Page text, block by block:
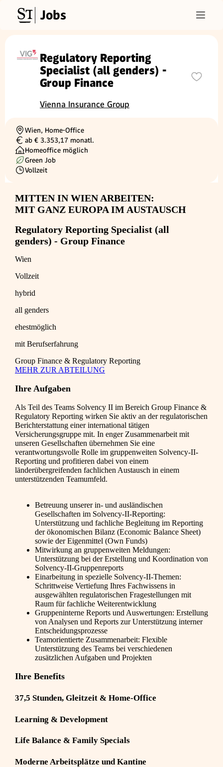
Jobs
Regulatory Reporting
Specialist (all genders) -
Group Finance
Vienna Insurance Group
Ortschaft
Wien, Home-Office
Gehalt
ab € 3.353,17 monatl.
Homeoffice möglich
Green Job
Beschäftigungsart
Vollzeit
MITTEN IN WIEN ARBEITEN:
MIT GANZ EUROPA IM AUSTAUSCH
Regulatory Reporting Specialist (all
genders) - Group Finance
Wien
Vollzeit
hybrid
all genders
ehestmöglich
mit Berufserfahrung
Group Finance & Regulatory Reporting
MEHR ZUR ABTEILUNG
Ihre Aufgaben
Als Teil des Teams Solvency II im Bereich Group Finance &
Regulatory Reporting wirken Sie aktiv an der regulatorischen
Berichterstattung einer international tätigen
Versicherungsgruppe mit. In enger Zusammenarbeit mit
unseren Gesellschaften übernehmen Sie eine
verantwortungsvolle Rolle im gruppenweiten Solvency-II-
Reporting und profitieren dabei von einem
länderübergreifenden fachlichen Austausch in einem
unterstützenden Teamumfeld.
Betreuung unserer in- und ausländischen
Gesellschaften im Solvency-II-Reporting:
Unterstützung und fachliche Begleitung im Reporting
der ökonomischen Bilanz (Economic Balance Sheet)
sowie der Eigenmittel (Own Funds)
Mitwirkung an gruppenweiten Meldungen:
Unterstützung bei der Erstellung und Koordination von
Solvency-II-Gruppenreports
Einarbeitung in spezielle Solvency-II-Themen:
Schrittweise Vertiefung Ihres Fachwissens in
ausgewählten regulatorischen Fragestellungen mit
Raum für fachliche Weiterentwicklung
Gruppeninterne Reports und Auswertungen: Erstellung
von Analysen und Reports zur Unterstützung interner
Entscheidungsprozesse
Teamorientierte Zusammenarbeit: Flexible
Unterstützung des Teams bei verschiedenen
zusätzlichen Aufgaben und Projekten
Ihre Benefits
37,5 Stunden, Gleitzeit & Home-Office
Learning & Development
Life Balance & Family Specials
Moderne Arbeitsplätze und Kantine